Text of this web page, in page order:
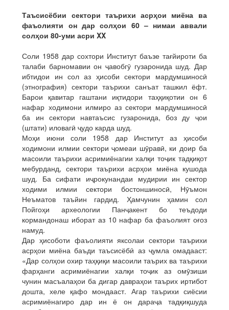
Таъсисёбии сектори таърихи асрҳои миёна ва
фаъолияти он дар солҳои 60 – нимаи аввали
солҳои 80-уми асри XX
Соли 1958 дар сохтори Институт баъзе тағйироти ба
талаби барномавии он ҷавобгӯ гузаронида шуд. Дар
ибтидои ин сол аз ҳисоби сектори мардумшиносӣ
(этнография) сектори таърихи санъат ташкил ёфт.
Барои қавитар гаштани иқтидори таҳқиқотии он 6
нафар ходимони илмиро аз сектори мардумшиносӣ
ба ин сектори навтаъсис гузаронида, боз ду ҷои
(штати) иловагӣ ҷудо карда шуд.
Моҳи июни соли 1958 дар Институт аз ҳисоби
ходимони илмии сектори ҷомеаи шӯравӣ, ки доир ба
масоили таърихи асримиёнагии халқи тоҷик тадқиқот
мебурданд, сектори таърихи асрҳои миёна кушода
шуд. Ба сифати иҷрокунандаи мудирии ин сектор
ходими илмии сектори бостоншиносӣ, Нӯъмон
Неъматов таъйин гардид. Ҳамчунин ҳамин сол
Пойгоҳи археологии Панҷакент бо теъдоди
кормандонаш иборат аз 10 нафар ба фаъолият оғоз
намуд.
Дар ҳисоботи фаъолияти яксолаи сектори таърихи
асрҳои миёна баъди таъсисёбӣ аз ҷумла омадааст:
«Дар солҳои охир таҳқиқи масоили таърих ва таърихи
фарҳанги асримиёнагии халқи тоҷик аз омӯзиши
чунин масъалаҳои ба дигар давраҳои таърих иртибот
дошта, хеле қафо мондааст. Агар таърихи сиёсии
асримиёнагиро дар ин ё он дараҷа тадқиқшуда